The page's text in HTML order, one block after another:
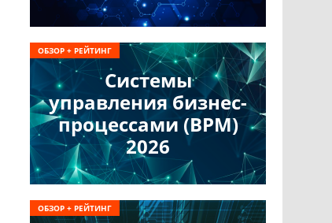
Системы
управления бизнес-
процессами (BPM)
2026
ОБЗОР + РЕЙТИНГ
ОБЗОР + РЕЙТИНГ